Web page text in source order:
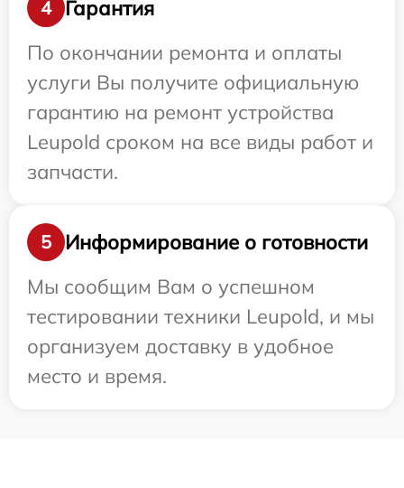
4
Гарантия
По окончании ремонта и оплаты
услуги Вы получите официальную
гарантию на ремонт устройства
Leupold сроком на все виды работ и
запчасти.
5
Информирование о готовности
Мы сообщим Вам о успешном
тестировании техники Leupold, и мы
организуем доставку в удобное
место и время.